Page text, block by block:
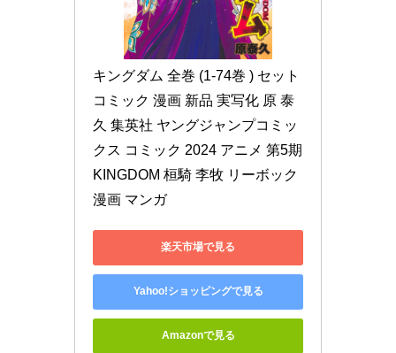
キングダム 全巻 (1-74巻 ) セット
コミック 漫画 新品 実写化 原 泰
久 集英社 ヤングジャンプコミッ
クス コミック 2024 アニメ 第5期
KINGDOM 桓騎 李牧 リーボック
漫画 マンガ
楽天市場で見る
Yahoo!ショッピングで見る
Amazonで見る